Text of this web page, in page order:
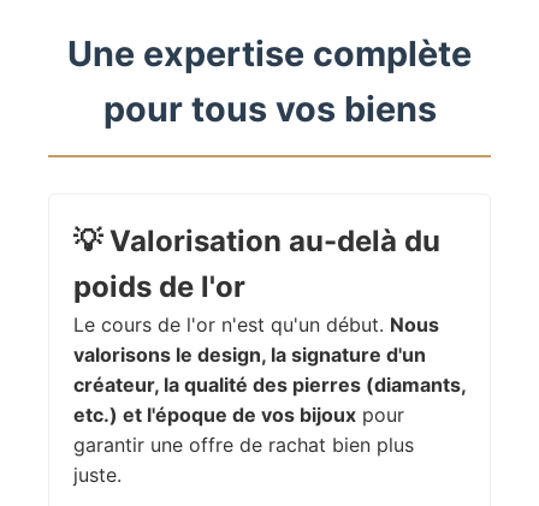
Une expertise complète
pour tous vos biens
💡Valorisation au-delà du
poids de l'or
Le cours de l'or n'est qu'un début. Nous
valorisons le design, la signature d'un
créateur, la qualité des pierres (diamants,
etc.) et l'époque de vos bijoux pour
garantir une offre de rachat bien plus
juste.